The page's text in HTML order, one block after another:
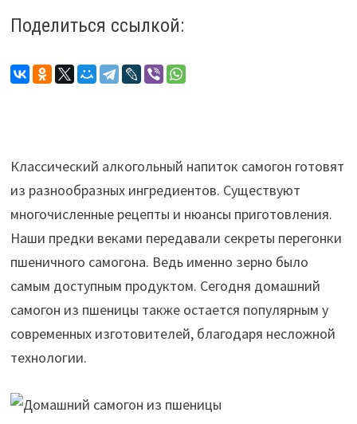
Поделиться ссылкой:
Классический алкогольный напиток самогон готовят
из разнообразных ингредиентов. Существуют
многочисленные рецепты и нюансы приготовления.
Наши предки веками передавали секреты перегонки
пшеничного самогона. Ведь именно зерно было
самым доступным продуктом. Сегодня домашний
самогон из пшеницы также остается популярным у
современных изготовителей, благодаря несложной
технологии.